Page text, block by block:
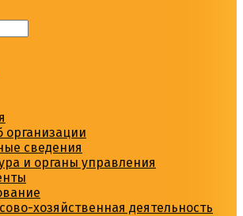
организации
сведения
и органы управления
хозяйственная деятельность